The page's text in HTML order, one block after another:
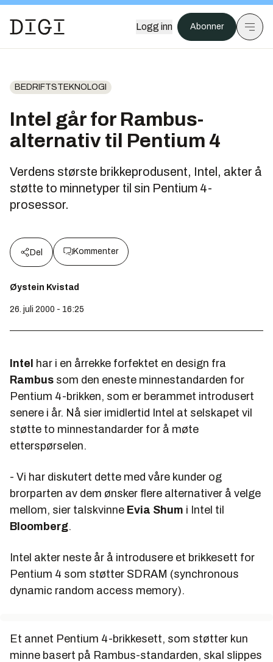
Logg inn Abonner
BEDRIFTSTEKNOLOGI
Intel går for Rambus-
alternativ til Pentium 4
Verdens største brikkeprodusent, Intel, akter å
støtte to minnetyper til sin Pentium 4-
prosessor.
Del Kommenter
Øystein Kvistad
26. juli 2000 - 16:25
Intel har i en årrekke forfektet en design fra
Rambus som den eneste minnestandarden for
Pentium 4-brikken, som er berammet introdusert
senere i år. Nå sier imidlertid Intel at selskapet vil
støtte to minnestandarder for å møte
etterspørselen.
- Vi har diskutert dette med våre kunder og
brorparten av dem ønsker flere alternativer å velge
mellom, sier talskvinne Evia Shum i Intel til
Bloomberg.
Intel akter neste år å introdusere et brikkesett for
Pentium 4 som støtter SDRAM (synchronous
dynamic random access memory).
Et annet Pentium 4-brikkesett, som støtter kun
minne basert på Rambus-standarden, skal slippes